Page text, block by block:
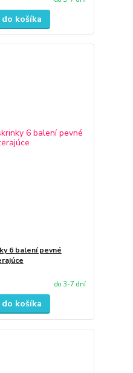
košíka
6 balení pevné
do 3-7 dní
košíka